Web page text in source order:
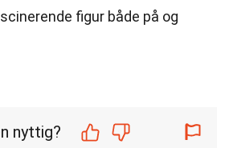
figur både på og
nyttig?